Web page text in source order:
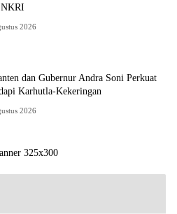
2026
dan Gubernur Andra Soni Perkuat
Karhutla-Kekeringan
2026